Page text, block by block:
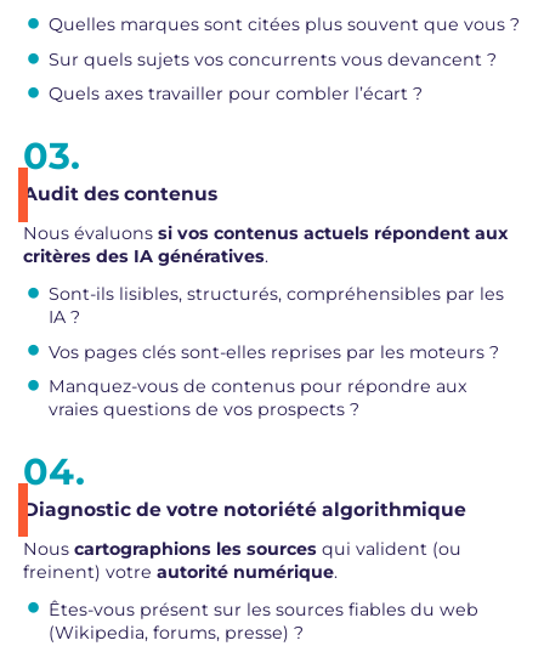
Quelles marques sont citées plus souvent que vous ?
Sur quels sujets vos concurrents vous devancent ?
Quels axes travailler pour combler l’écart ?
Audit des contenus
Nous évaluonssi vos contenus actuels répondent aux
critères des IA génératives.
Sont-ils lisibles, structurés, compréhensibles par les
IA ?
Vos pages clés sont-elles reprises par les moteurs ?
Manquez-vous de contenus pour répondre aux
vraies questions de vos prospects ?
Diagnostic de votre notoriété algorithmique
Nouscartographions les sources qui valident (ou
freinent) votreautorité numérique.
Êtes-vous présent sur les sources fiables du web
(Wikipedia, forums, presse) ?